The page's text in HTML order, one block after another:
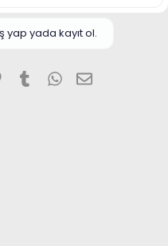
yap yada kayıt ol.
Pinterest
TumblrWhatsApp
E-posta